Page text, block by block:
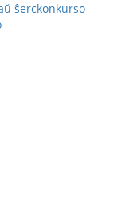
ŝerckonkurso